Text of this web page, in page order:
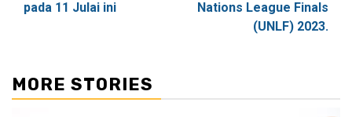
pada 11 Julai ini
Nations League Finals
(UNLF) 2023.
MORE STORIES